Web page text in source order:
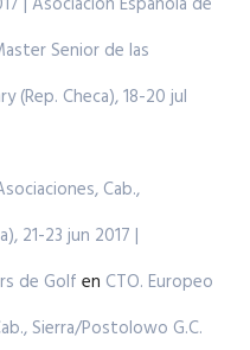
Senior de las
(Rep. Checa), 18-20 jul
Cab.,
21-23 jun 2017 |
de Golf en CTO. Europeo
Sierra/Postolowo G.C.